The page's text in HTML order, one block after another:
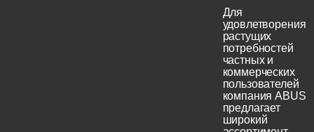
Для
удовлетворения
растущих
потребностей
частных и
коммерческих
пользователей
компания ABUS
предлагает
широкий